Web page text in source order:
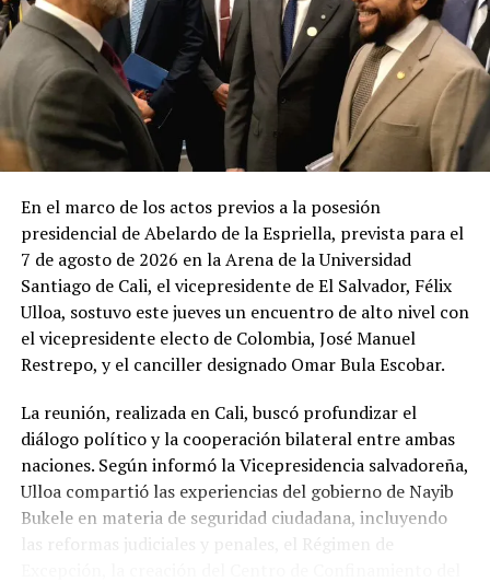
López Davidson: «Cambios
en el Gobierno fue un
reciclaje decorativo de los
20 marzo, 2018
En «Política»
RELATED TOPICS: 4 DE MARZO
ARENA
GUSTAVO LÓPEZ DAVIDSON
UP NEXT
Vicente
DON'T MISS
VIDEO: Lina Pohl llama a votar por diputados que le
prometieron una ley de aguas
En el marco de los actos previos a la posesión
presidencial de Abelardo de la Espriella, prevista para el
7 de agosto de 2026 en la Arena de la Universidad
Santiago de Cali, el vicepresidente de El Salvador, Félix
Ulloa, sostuvo este jueves un encuentro de alto nivel con
el vicepresidente electo de Colombia, José Manuel
Restrepo, y el canciller designado Omar Bula Escobar.
La reunión, realizada en Cali, buscó profundizar el
diálogo político y la cooperación bilateral entre ambas
naciones. Según informó la Vicepresidencia salvadoreña,
Ulloa compartió las experiencias del gobierno de Nayib
Bukele en materia de seguridad ciudadana, incluyendo
las reformas judiciales y penales, el Régimen de